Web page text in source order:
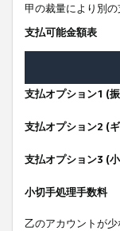
甲の裁量により別
支払可能金額表
支払オプション1 (
支払オプション2 (
支払オプション3 (
小切手処理手数料
乙のアカウントが